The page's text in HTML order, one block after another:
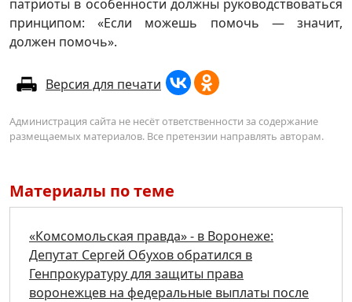
патриоты в особенности должны руководствоваться
принципом: «Если можешь помочь — значит,
должен помочь».
Версия для печати
Администрация сайта не несёт ответственности за содержание
размещаемых материалов. Все претензии направлять авторам.
Материалы по теме
«Комсомольская правда» - в Воронеже:
Депутат Сергей Обухов обратился в
Генпрокуратуру для защиты права
воронежцев на федеральные выплаты после